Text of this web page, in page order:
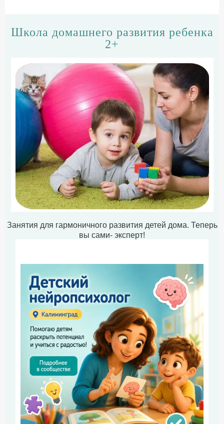
Школа домашнего развития ребенка
2+
Занятия для гармоничного развития детей дома. Теперь
вы сами- эксперт!